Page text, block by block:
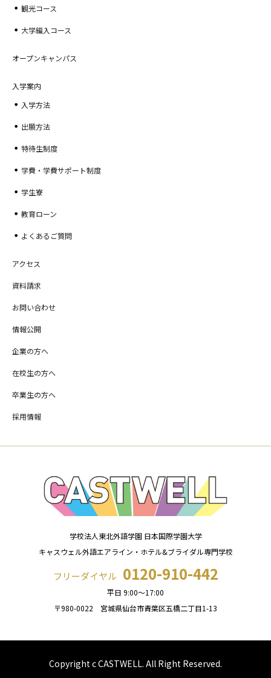
観光コース
大学編入コース
オープンキャンパス
入学案内
入学方法
出願方法
特待生制度
学費・学費サポート制度
学生寮
教育ローン
よくあるご質問
アクセス
資料請求
お問い合わせ
情報公開
企業の方へ
在校生の方へ
卒業生の方へ
採用情報
学校法人東北外語学園 日本国際学園大学
キャスウェル外語エアライン・ホテル&ブライダル専門学校
フリーダイヤル 0120-910-442
平日 9:00～17:00
〒980-0022 宮城県仙台市青葉区五橋二丁目1-13
Copyright c CASTWELL. All Right Reserved.